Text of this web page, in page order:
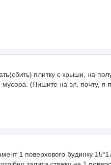
плитку с крыши, на
(Пишите на эл. почту, я
1 поверхового будинку